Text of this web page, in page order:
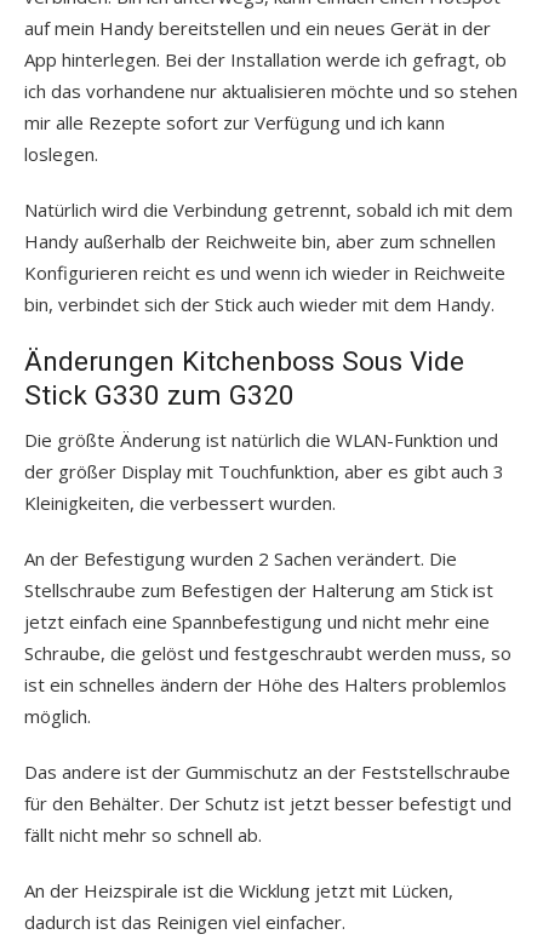
auf mein Handy bereitstellen und ein neues Gerät in der
App hinterlegen. Bei der Installation werde ich gefragt, ob
ich das vorhandene nur aktualisieren möchte und so stehen
mir alle Rezepte sofort zur Verfügung und ich kann
loslegen.
Natürlich wird die Verbindung getrennt, sobald ich mit dem
Handy außerhalb der Reichweite bin, aber zum schnellen
Konfigurieren reicht es und wenn ich wieder in Reichweite
bin, verbindet sich der Stick auch wieder mit dem Handy.
Änderungen Kitchenboss Sous Vide
Stick G330 zum G320
Die größte Änderung ist natürlich die WLAN-Funktion und
der größer Display mit Touchfunktion, aber es gibt auch 3
Kleinigkeiten, die verbessert wurden.
An der Befestigung wurden 2 Sachen verändert. Die
Stellschraube zum Befestigen der Halterung am Stick ist
jetzt einfach eine Spannbefestigung und nicht mehr eine
Schraube, die gelöst und festgeschraubt werden muss, so
ist ein schnelles ändern der Höhe des Halters problemlos
möglich.
Das andere ist der Gummischutz an der Feststellschraube
für den Behälter. Der Schutz ist jetzt besser befestigt und
fällt nicht mehr so schnell ab.
An der Heizspirale ist die Wicklung jetzt mit Lücken,
dadurch ist das Reinigen viel einfacher.